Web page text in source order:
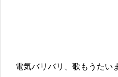
電気バリバリ、歌もうたい